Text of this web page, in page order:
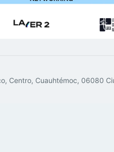
Centro, Cuauhtémoc, 06080